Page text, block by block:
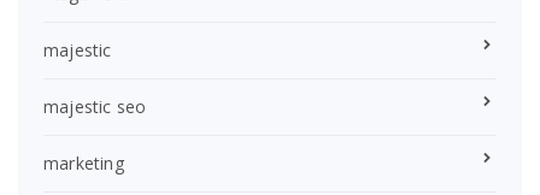
majestic
majestic seo
marketing